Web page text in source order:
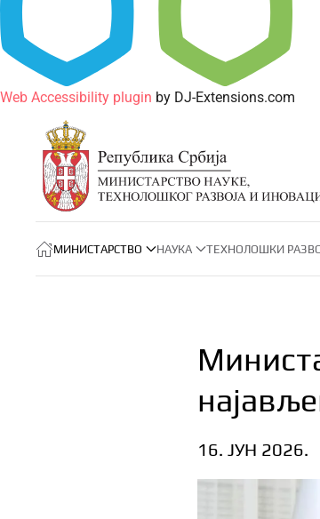
Web Accessibility plugin by DJ-Extensions.com
МИНИСТАРСТВО НАУКА ТЕХНОЛОШКИ
16. ЈУН 2026.